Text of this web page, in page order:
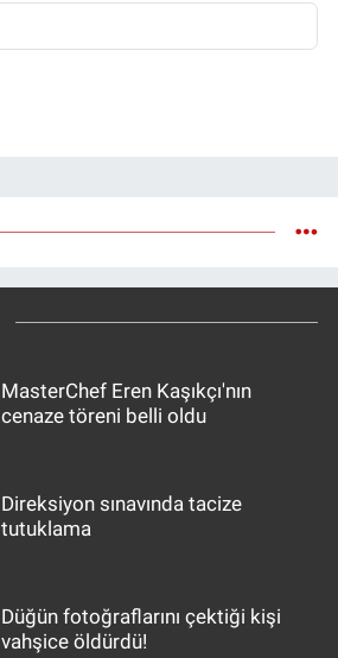
MasterChef Eren Kaşıkçı'nın
cenaze töreni belli oldu
Direksiyon sınavında tacize
tutuklama
Düğün fotoğraflarını çektiği kişi
vahşice öldürdü!